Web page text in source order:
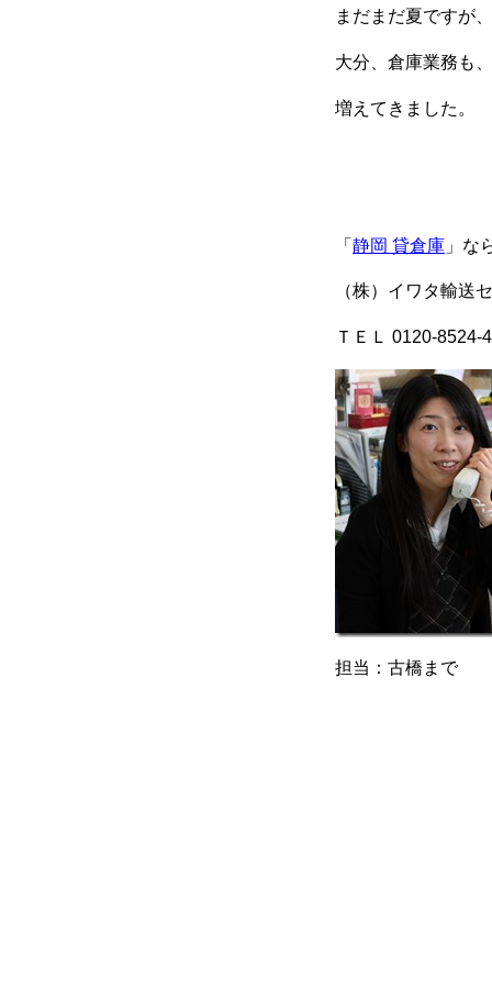
まだまだ夏ですが、
大分、倉庫業務も
増えてきました。
「 静岡 貸倉庫 」な
（株）イワタ輸送
ＴＥＬ 0120-8524-
担当：古橋まで